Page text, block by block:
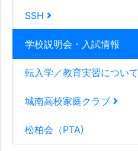
SSH
学校説明会・入試情報
転入学／教育実習について
城南高校家庭クラブ
松柏会（PTA)